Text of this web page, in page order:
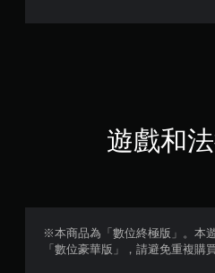
遊戲和
※本商品為「數位終極版」。本
「數位豪華版」，請避免重複購買